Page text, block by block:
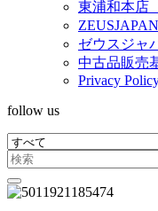
東浦和本店
ゼウスジャ
中古品販売
Privacy
follow us